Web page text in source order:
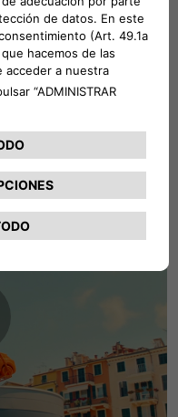
importancia de volver a